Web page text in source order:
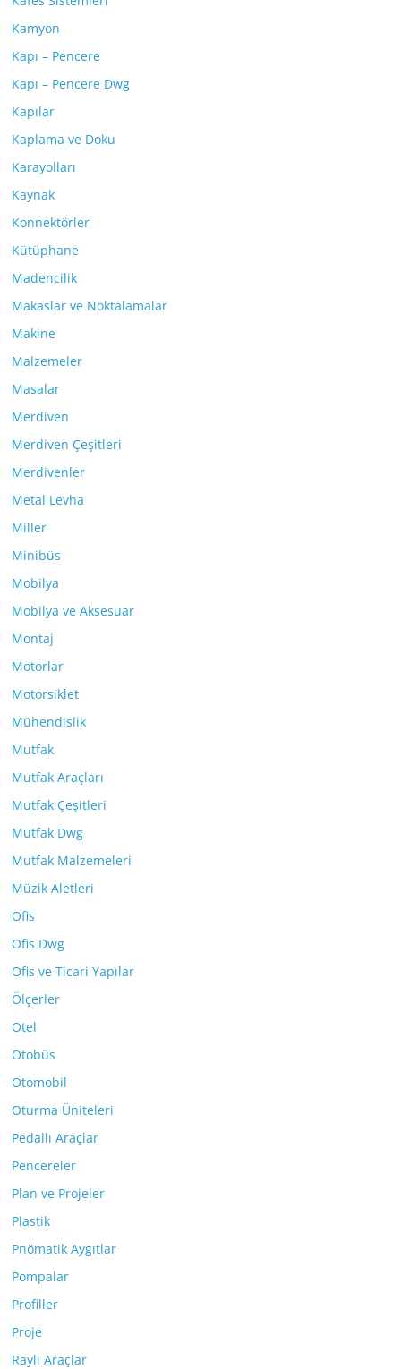
Kamyon
Kapı – Pencere
Kapı – Pencere Dwg
Kapılar
Kaplama ve Doku
Karayolları
Kaynak
Konnektörler
Kütüphane
Madencilik
Makaslar ve Noktalamalar
Makine
Malzemeler
Masalar
Merdiven
Merdiven Çeşitleri
Merdivenler
Metal Levha
Miller
Minibüs
Mobilya
Mobilya ve Aksesuar
Montaj
Motorlar
Motorsiklet
Mühendislik
Mutfak
Mutfak Araçları
Mutfak Çeşitleri
Mutfak Dwg
Mutfak Malzemeleri
Müzik Aletleri
Ofis
Ofis Dwg
Ofis ve Ticari Yapılar
Ölçerler
Otel
Otobüs
Otomobil
Oturma Üniteleri
Pedallı Araçlar
Pencereler
Plan ve Projeler
Plastik
Pnömatik Aygıtlar
Pompalar
Profiller
Proje
Raylı Araçlar